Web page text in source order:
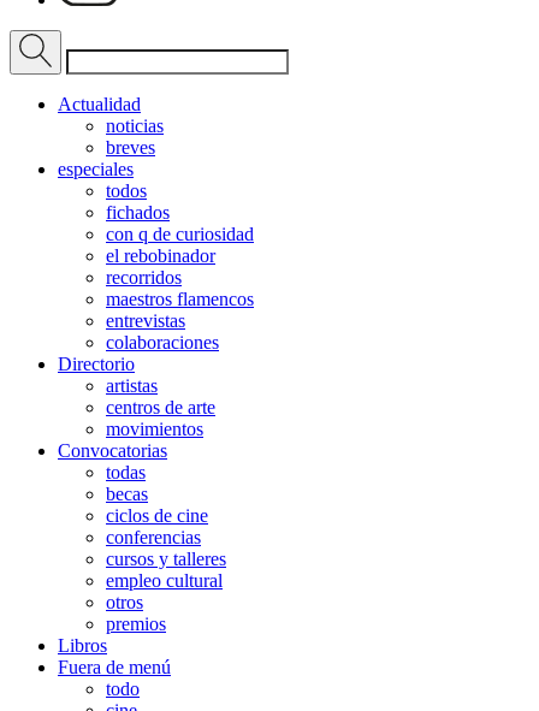
Actualidad
noticias
breves
especiales
todos
fichados
con q de curiosidad
el rebobinador
recorridos
maestros flamencos
entrevistas
colaboraciones
Directorio
artistas
centros de arte
movimientos
Convocatorias
todas
becas
ciclos de cine
conferencias
cursos y talleres
empleo cultural
otros
premios
Libros
Fuera de menú
todo